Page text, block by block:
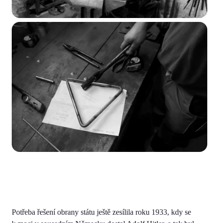
Potřeba řešení obrany státu ještě zesílila roku 1933, kdy se